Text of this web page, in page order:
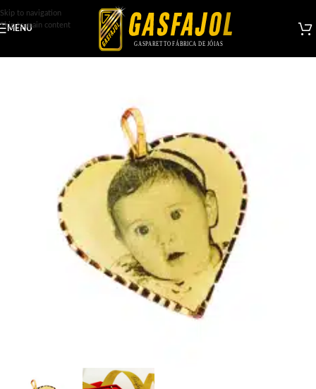
Skip to navigation
Skip to main content
MENU